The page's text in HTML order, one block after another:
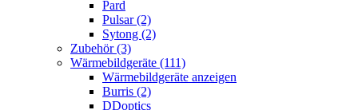
Pard
Pulsar (2)
Sytong (2)
Zubehör (3)
Wärmebildgeräte (111)
Wärmebildgeräte anzeigen
Burris (2)
DDoptics